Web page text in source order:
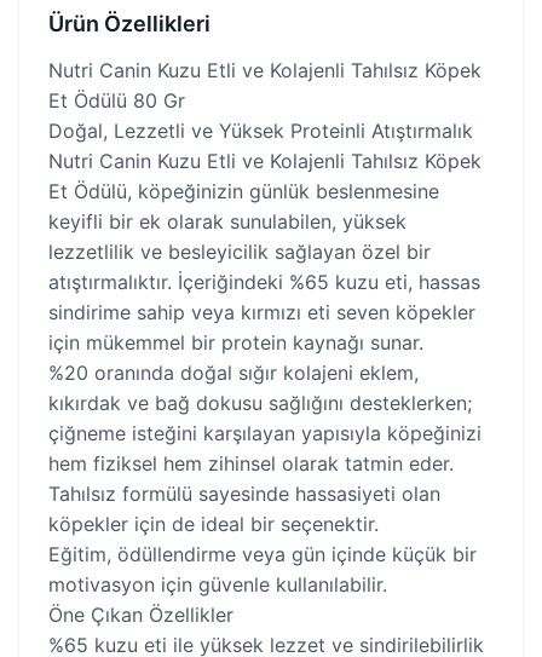
Ürün Özellikleri
Nutri Canin Kuzu Etli ve Kolajenli Tahılsız Köpek
Et Ödülü 80 Gr
Doğal, Lezzetli ve Yüksek Proteinli Atıştırmalık
Nutri Canin Kuzu Etli ve Kolajenli Tahılsız Köpek
Et Ödülü, köpeğinizin günlük beslenmesine
keyifli bir ek olarak sunulabilen, yüksek
lezzetlilik ve besleyicilik sağlayan özel bir
atıştırmalıktır. İçeriğindeki %65 kuzu eti, hassas
sindirime sahip veya kırmızı eti seven köpekler
için mükemmel bir protein kaynağı sunar.
%20 oranında doğal sığır kolajeni eklem,
kıkırdak ve bağ dokusu sağlığını desteklerken;
çiğneme isteğini karşılayan yapısıyla köpeğinizi
hem fiziksel hem zihinsel olarak tatmin eder.
Tahılsız formülü sayesinde hassasiyeti olan
köpekler için de ideal bir seçenektir.
Eğitim, ödüllendirme veya gün içinde küçük bir
motivasyon için güvenle kullanılabilir.
Öne Çıkan Özellikler
%65 kuzu eti ile yüksek lezzet ve sindirilebilirlik